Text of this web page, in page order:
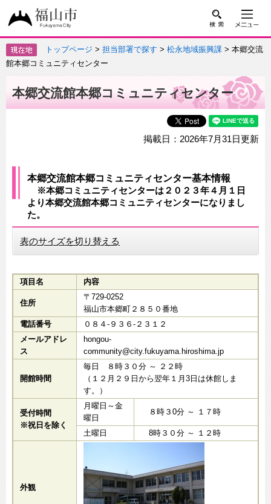
トップページ>担当部署で探す>松永地域振興課> 本郷交流
館本郷コミュニティセンター
本郷交流館本郷コミュニティセンター
掲載日：2026年7月31日更新
本郷交流館本郷コミュニティセンター基本情報
※本郷コミュニティセンターは２０２３年４月１日
より本郷交流館本郷コミュニティセンターになりまし
た。
表のサイズを切り替える
項目名 内容
住所
〒729-0252
福山市本郷町２８５０番地
電話番号
０８４-９３６-２３１２
メールアドレ
ス
hongou-
community@city.fukuyama.hiroshima.jp​
開館時間
毎日 ８時３０分 ～ ２２時
（１２月２９日から翌年１月3日は休館しま
す。）
受付時間
※祝日を除く
月曜日～金
曜日
８時３0分 ～ １７時
土曜日 8時３０分 ～ １２時
外観